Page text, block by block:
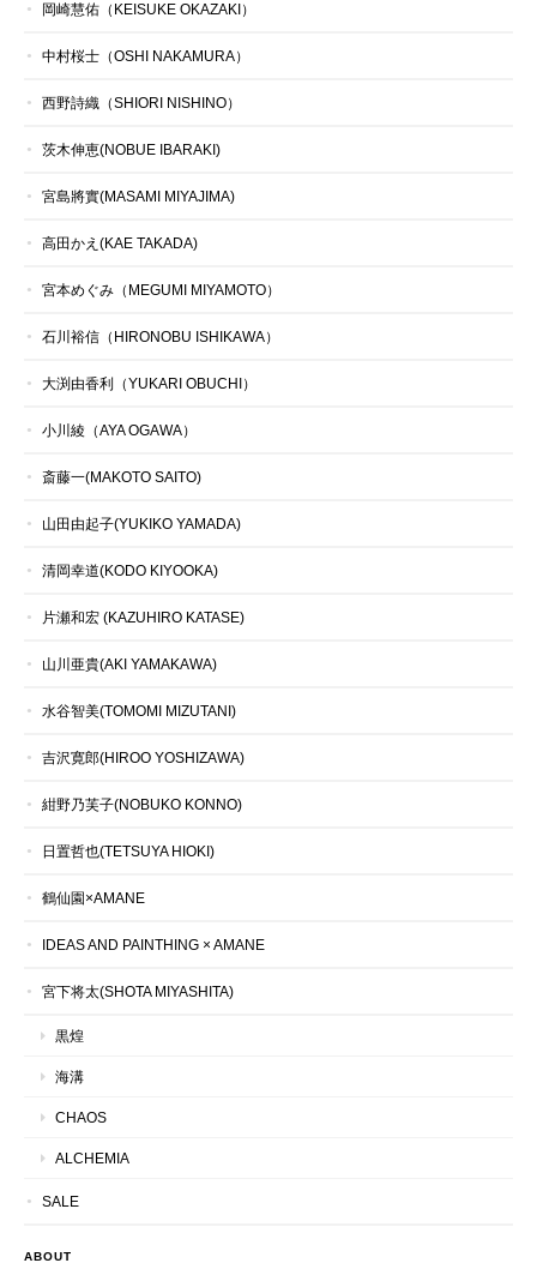
岡崎慧佑（KEISUKE OKAZAKI）
中村桜士（OSHI NAKAMURA）
西野詩織（SHIORI NISHINO）
茨木伸恵(NOBUE IBARAKI)
宮島將實(MASAMI MIYAJIMA)
高田かえ(KAE TAKADA)
宮本めぐみ（MEGUMI MIYAMOTO）
石川裕信（HIRONOBU ISHIKAWA）
大渕由香利（YUKARI OBUCHI）
小川綾（AYA OGAWA）
斎藤一(MAKOTO SAITO)
山田由起子(YUKIKO YAMADA)
清岡幸道(KODO KIYOOKA)
片瀬和宏 (KAZUHIRO KATASE)
山川亜貴(AKI YAMAKAWA)
水谷智美(TOMOMI MIZUTANI)
吉沢寛郎(HIROO YOSHIZAWA)
紺野乃芙子(NOBUKO KONNO)
日置哲也(TETSUYA HIOKI)
鶴仙園×AMANE
IDEAS AND PAINTHING × AMANE
宮下将太(SHOTA MIYASHITA)
黒煌
海溝
CHAOS
ALCHEMIA
SALE
ABOUT